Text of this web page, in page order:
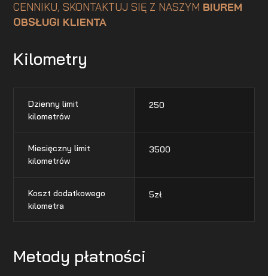
CENNIKU, SKONTAKTUJ SIĘ Z NASZYM BIUREM
OBSŁUGI KLIENTA
Kilometry
Dzienny limit
kilometrów
250
Miesięczny limit
kilometrów
3500
Koszt dodatkowego
kilometra
5zł
Metody płatności